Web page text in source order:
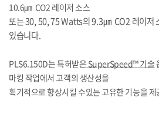
10.6㎛ CO2 레이저 소스
또는30, 50, 75 Watts의 9.3㎛ CO2 레이저
있습니다.
PLS6.150D는 특허받은 SuperSpeed™ 기술
마킹 작업에서 고객의 생산성을
획기적으로 향상시킬 수있는 고유한 기능을 제